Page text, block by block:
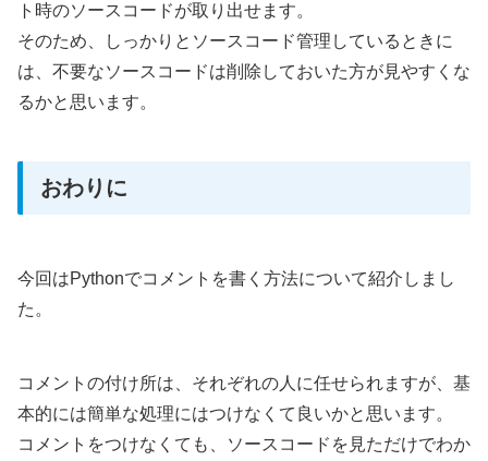
ト時のソースコードが取り出せます。
そのため、しっかりとソースコード管理しているときに
は、不要なソースコードは削除しておいた方が見やすくな
るかと思います。
おわりに
今回はPythonでコメントを書く方法について紹介しまし
た。
コメントの付け所は、それぞれの人に任せられますが、基
本的には簡単な処理にはつけなくて良いかと思います。
コメントをつけなくても、ソースコードを見ただけでわか